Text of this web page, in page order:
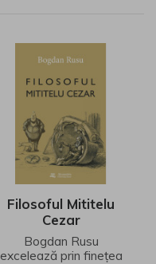
Filosoful Mititelu
Cezar
Bogdan Rusu
excelează prin finețea